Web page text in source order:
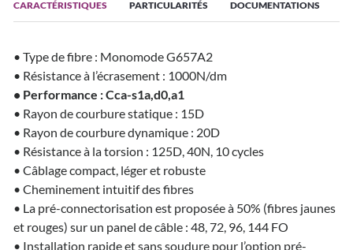
CARACTÉRISTIQUES PARTICULARITÉS DOCUMENTATIONS
• Type de fibre : Monomode G657A2
• Résistance à l’écrasement : 1000N/dm
• Performance : Cca-s1a,d0,a1
• Rayon de courbure statique : 15D
• Rayon de courbure dynamique : 20D
• Résistance à la torsion : 125D, 40N, 10 cycles
• Câblage compact, léger et robuste
• Cheminement intuitif des fibres
• La pré-connectorisation est proposée à 50% (fibres jaunes
et rouges) sur un panel de câble : 48, 72, 96, 144 FO
• Installation rapide et sans soudure pour l’option pré-